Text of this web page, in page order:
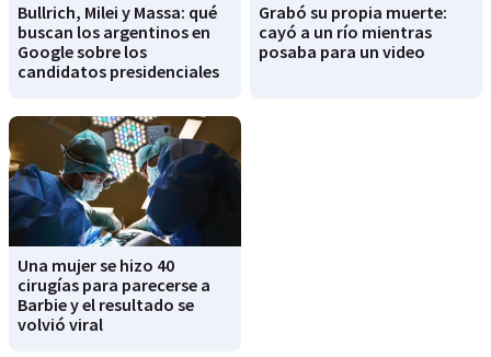
Bullrich, Milei y Massa: qué
buscan los argentinos en
Google sobre los
candidatos presidenciales
Grabó su propia muerte:
cayó a un río mientras
posaba para un video
Una mujer se hizo 40
cirugías para parecerse a
Barbie y el resultado se
volvió viral